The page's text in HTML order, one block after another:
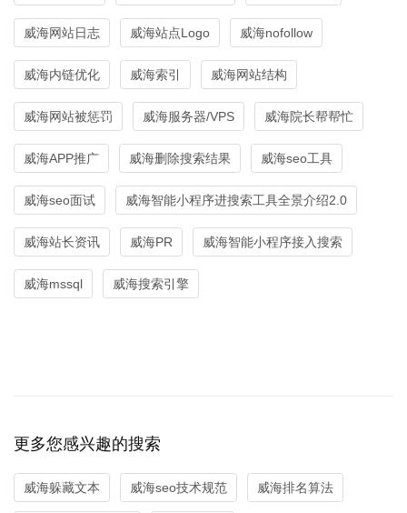
威海网站日志 威海站点Logo 威海nofollow
威海内链优化 威海索引 威海网站结构
威海网站被惩罚 威海服务器/VPS 威海院长帮帮忙
威海APP推广 威海删除搜索结果 威海seo工具
威海seo面试 威海智能小程序进搜索工具全景介绍2.0
威海站长资讯 威海PR 威海智能小程序接入搜索
威海mssql 威海搜索引擎
更多您感兴趣的搜索
威海躲藏文本 威海seo技术规范 威海排名算法